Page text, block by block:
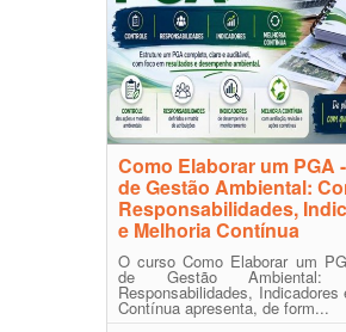
Como Elaborar um PGA
de Gestão Ambiental:
Responsabilidades,
e Melhoria Contínua
O curso Como Elaborar um
de Gestão Ambiental:
Responsabilidades, Indicadores
Contínua apresenta, de form...